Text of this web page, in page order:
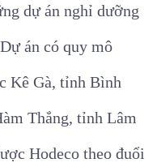
dự án nghỉ dưỡng
án có quy mô
Kê Gà, tỉnh Bình
Thắng, tỉnh Lâm
Hodeco theo đuổi